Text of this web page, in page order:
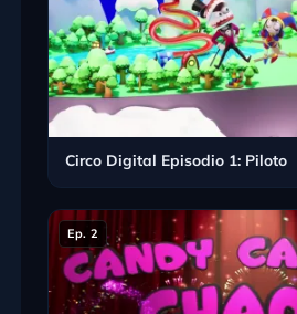
Circo Digital Episodio 1: Piloto
Ep. 2